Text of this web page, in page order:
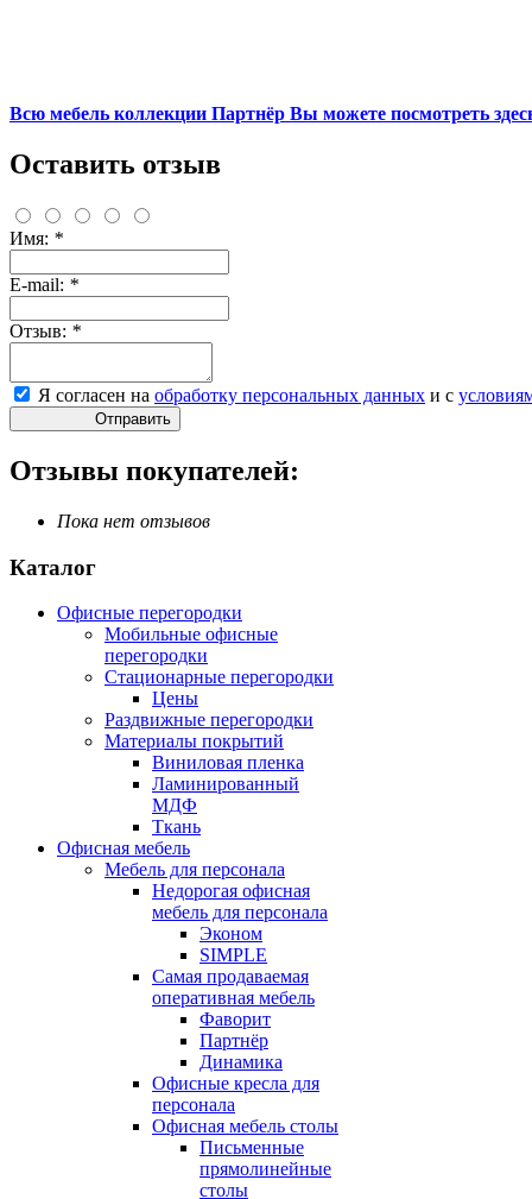
Всю мебель коллекции Партнёр Вы можете посмотреть
Оставить отзыв
Имя: *
E-mail: *
Отзыв: *
Я согласен на обработку персональных данных и с
Отправить
Отзывы покупателей:
Пока нет отзывов
Каталог
Офисные перегородки
Мобильные офисные
перегородки
Стационарные перегородки
Цены
Раздвижные перегородки
Материалы покрытий
Виниловая пленка
Ламинированный
МДФ
Ткань
Офисная мебель
Мебель для персонала
Недорогая офисная
мебель для персонала
Эконом
SIMPLE
Самая продаваемая
оперативная мебель
Фаворит
Партнёр
Динамика
Офисные кресла для
персонала
Офисная мебель столы
Письменные
прямолинейные
столы